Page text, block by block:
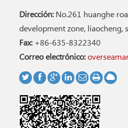
Dirección:No.261 huanghe
development zone, liaocheng,
Fax:+86-635-8322340
Correo electrónico: